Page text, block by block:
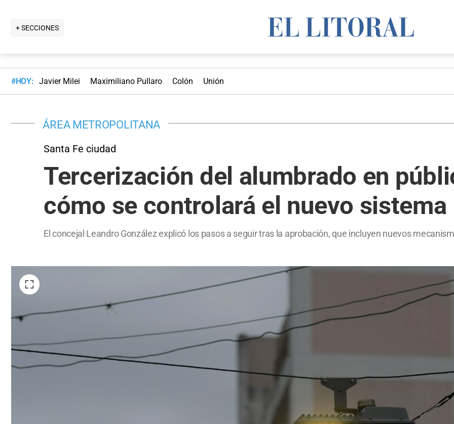
+ SECCIONES
#HOY: Javier Milei Maximiliano Pullaro Colón Unión
ÁREA METROPOLITANA
Santa Fe ciudad
Tercerización del alumbrado en
cómo se controlará el nuevo sistema
El concejal Leandro González explicó los pasos a seguir tras la aprobación, que incluyen nuevos